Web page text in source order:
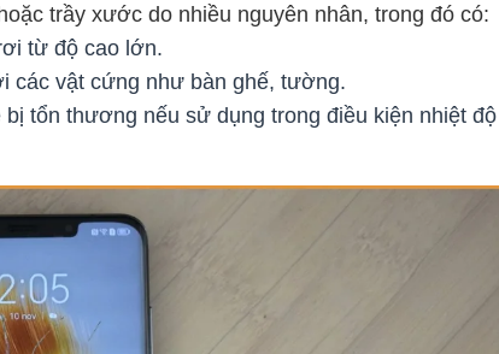
trầy xước do nhiều nguyên nhân, trong đó có:
từ độ cao lớn.
các vật cứng như bàn ghế, tường.
tổn thương nếu sử dụng trong điều kiện nhiệt độ